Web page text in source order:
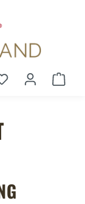
Du hast 0